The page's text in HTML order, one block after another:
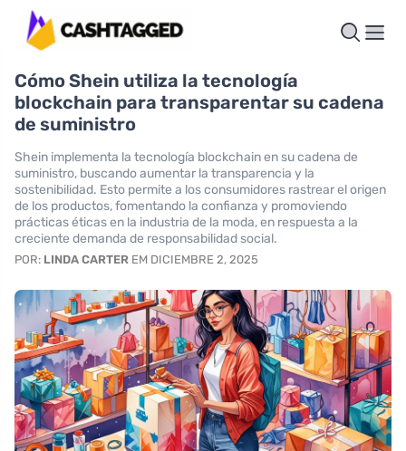
Cómo Shein utiliza la tecnología
blockchain para transparentar su cadena
de suministro
Shein implementa la tecnología blockchain en su cadena de
suministro, buscando aumentar la transparencia y la
sostenibilidad. Esto permite a los consumidores rastrear el origen
de los productos, fomentando la confianza y promoviendo
prácticas éticas en la industria de la moda, en respuesta a la
creciente demanda de responsabilidad social.
POR: LINDA CARTER EM DICIEMBRE 2, 2025